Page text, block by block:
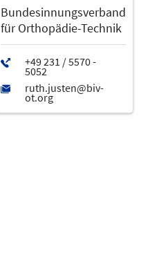
Bundesinnungsverband
für Orthopädie-Technik